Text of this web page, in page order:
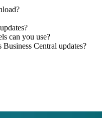
can you use?
Central updates?